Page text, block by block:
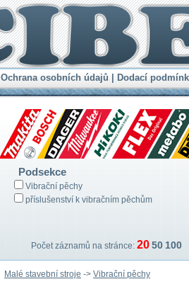
Ochrana osobních údajů Dodací
Podsekce
Vibrační pěchy
příslušenství k vibračním pěchům
Počet záznamů na stránce: 2050 100
Malé stavební stroje -> Vibrační pěchy